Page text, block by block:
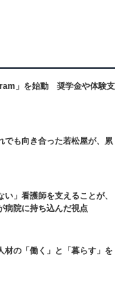
」を始動 奨学金や体験支
でも向き合った若松屋が、累
い」看護師を支えることが、
病院に持ち込んだ視点
材の「働く」と「暮らす」を